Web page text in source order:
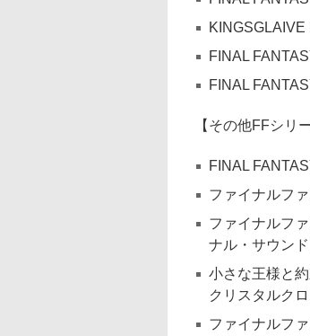
FINAL
FINAL
【その他FFシリ
FINAL
ファイナルフ
ファイナルフ
ナル・サウン
小さな王様と
クリスタルク
ファイナルフ